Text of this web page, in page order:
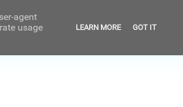
agent
usage
LEARN MORE GOT IT